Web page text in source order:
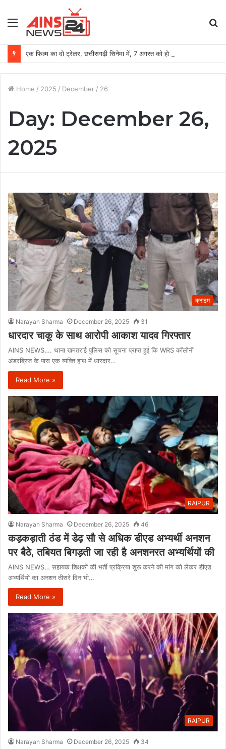
Menu
एक फिल्म का दो ट्रेलर, छत्तीसगढ़ी सिनेमा में, 7 अगस्त को हो रही है रिलीज
Home / 2025 / December / 26
Day: December 26,
2025
क्राइम
Narayan Sharma December 26, 2025 31
धारदार चाकू के साथ आरोपी आकाश यादव गिरफ्तार
AINS NEWS…. थाना खमतराई पुलिस को सूचना प्राप्त हुई कि WRS कॉलोनी
अंडरब्रिज के पास एक व्यक्ति हाथ में धारदार…
Read More »
RAIPUR
Narayan Sharma December 26, 2025 46
कड़कड़ाती ठंड में डेढ़ सौ से अधिक डीएड अभ्यर्थी अनशन
पर बैठे, तबियत बिगड़ती जा रही है अनशनरत अभ्यर्थियों की
AINS NEWS… सहायक शिक्षकों की भर्ती प्रक्रिया शुरू करने की मांग को लेकर डीएड
अभ्यर्थियों का अनशन तीसरे दिन भी…
Read More »
RAIPUR
Narayan Sharma December 26, 2025 34